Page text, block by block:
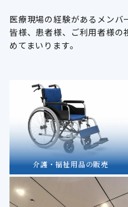
医療現場の経験があるメン
皆様、患者様、ご利用者様の
めてまいります。
介護・福祉用品の販売